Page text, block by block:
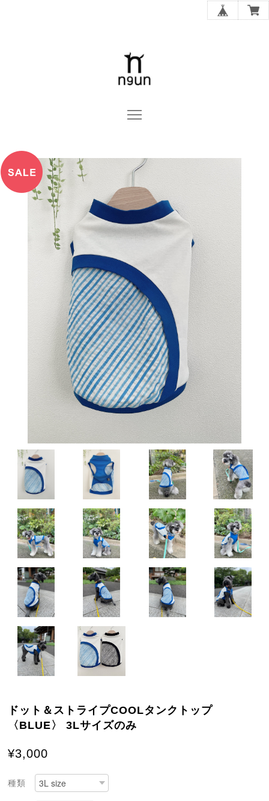
ドット＆ストライプCOOLタンクトップ
〈BLUE〉 3Lサイズのみ
¥3,000
種類